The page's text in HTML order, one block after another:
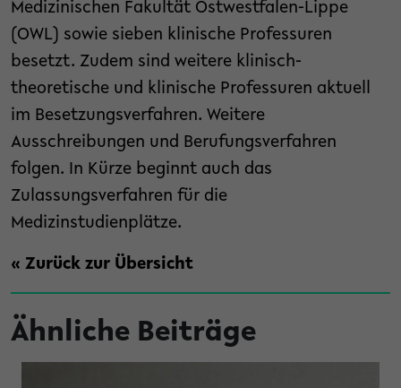
Medizinischen Fakultät Ostwestfalen-Lippe
(OWL) sowie sieben klinische Professuren
besetzt. Zudem sind weitere klinisch-
theoretische und klinische Professuren aktuell
im Besetzungsverfahren. Weitere
Ausschreibungen und Berufungsverfahren
folgen. In Kürze beginnt auch das
Zulassungsverfahren für die
Medizinstudienplätze.
« Zurück zur Übersicht
Ähnliche Beiträge